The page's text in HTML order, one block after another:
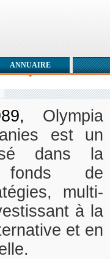
Olympia
est un
dans la
de
multi-
à la
et en
ANNUAIRE